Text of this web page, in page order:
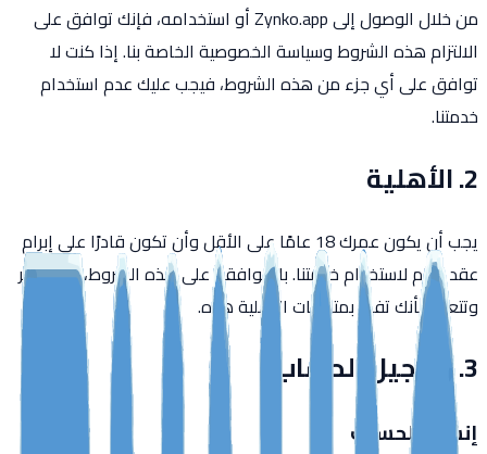
من خلال الوصول إلى Zynko.app أو استخدامه، فإنك توافق على
الالتزام هذه الشروط وسياسة الخصوصية الخاصة بنا. إذا كنت لا
توافق على أي جزء من هذه الشروط، فيجب عليك عدم استخدام
خدمتنا.
2. الأهلية
يجب أن يكون عمرك 18 عامًا على الأقل وأن تكون قادرًا على إبرام
عقد ملزم لاستخدام خدمتنا. بالموافقة على هذه الشروط، فإنك تقر
وتتعهد بأنك تفي بمتطلبات الأهلية هذه.
3. تسجيل الحساب
إنشاء الحساب